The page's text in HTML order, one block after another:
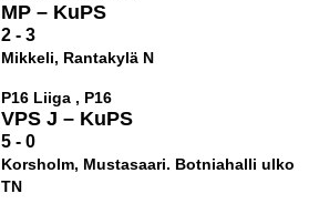
MP – KuPS
2 - 3
Mikkeli, Rantakylä N
P16 Liiga , P16
VPS J – KuPS
5 - 0
Korsholm, Mustasaari. Botniahalli ulko
TN